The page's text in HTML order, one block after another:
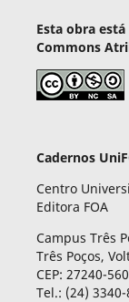
Esta obra
Commons
Cadernos
Centro
Editora FOA
Campus Três
Três Poços,
CEP: 27240-
Tel.: (24)